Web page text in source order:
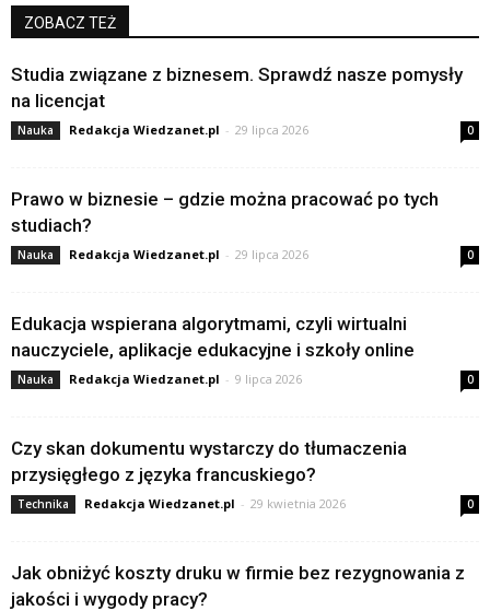
ZOBACZ TEŻ
Studia związane z biznesem. Sprawdź nasze pomysły
na licencjat
Nauka Redakcja Wiedzanet.pl - 29 lipca 2026 0
Prawo w biznesie – gdzie można pracować po tych
studiach?
Nauka Redakcja Wiedzanet.pl - 29 lipca 2026 0
Edukacja wspierana algorytmami, czyli wirtualni
nauczyciele, aplikacje edukacyjne i szkoły online
Nauka Redakcja Wiedzanet.pl - 9 lipca 2026 0
Czy skan dokumentu wystarczy do tłumaczenia
przysięgłego z języka francuskiego?
Technika Redakcja Wiedzanet.pl - 29 kwietnia 2026 0
Jak obniżyć koszty druku w firmie bez rezygnowania z
jakości i wygody pracy?